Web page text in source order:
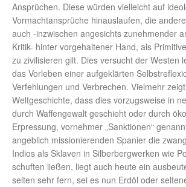
Ansprüchen. Diese würden vielleicht auf
Vormachtansprüche hinauslaufen, die
auch -inzwischen angesichts zunehmender
Kritik- hinter vorgehaltener Hand, als
zu zivilisieren gilt. Dies versucht der Westen
das Vorleben einer aufgeklärten
Verfehlungen und Verbrechen. Vielmehr
Weltgeschichte, dass dies vorzugsweise in
durch Waffengewalt geschieht oder durch
Erpressung, vornehmer „Sanktionen“
angeblich missionierenden Spanier die
Indios als Sklaven in Silberbergwerken wie
schuften ließen, liegt auch heute ein
selten sehr fern, sei es nun Erdöl oder